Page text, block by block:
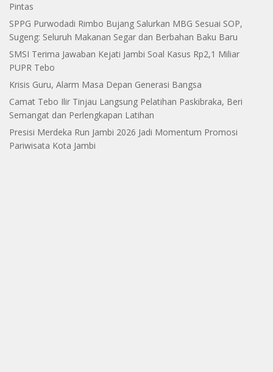
Pintas
SPPG Purwodadi Rimbo Bujang Salurkan MBG Sesuai SOP,
Sugeng: Seluruh Makanan Segar dan Berbahan Baku Baru
SMSI Terima Jawaban Kejati Jambi Soal Kasus Rp2,1 Miliar
PUPR Tebo
Krisis Guru, Alarm Masa Depan Generasi Bangsa
Camat Tebo Ilir Tinjau Langsung Pelatihan Paskibraka, Beri
Semangat dan Perlengkapan Latihan
Presisi Merdeka Run Jambi 2026 Jadi Momentum Promosi
Pariwisata Kota Jambi